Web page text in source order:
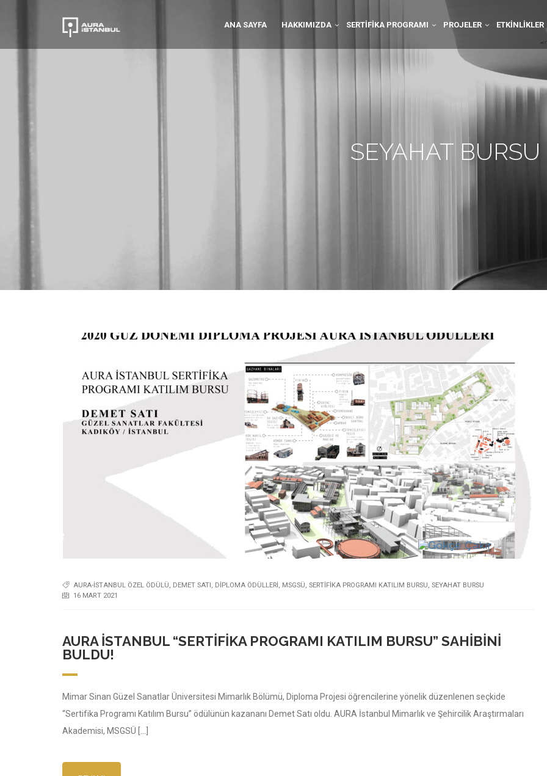
ANA SAYFA HAKKIMIZDA SERTIFIKA PROGRAMI PROJELER ETKINLIKLER
AURA-İSTANBUL ÖZEL ÖDÜLÜ, DEMET SATI, DİPLOMA ÖDÜLLERİ, MSGSÜ, SERTIFIKA PROGRAMI KATILIM BURSU, SEYAHAT BURSU
16 MART 2021
AURA İSTANBUL “SERTIFIKA PROGRAMI KATILIM BURSU” SAHIBINI
BULDU!
Mimar Sinan Güzel Sanatlar Üniversitesi Mimarlık Bölümü, Diploma Projesi öğrencilerine yönelik düzenlenen seçkide
“Sertifika Programı Katılım Bursu” ödülünün kazananı Demet Satı oldu. AURA İstanbul Mimarlık ve Şehircilik Araştırmaları
Akademisi, MSGSÜ […]